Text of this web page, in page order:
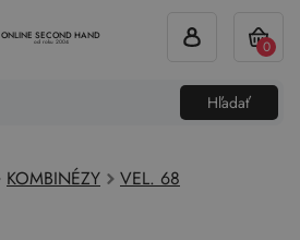
ONLINE SECOND HAND
od roku 2004
Hľadať
0
KOMBINÉZY VEL. 68